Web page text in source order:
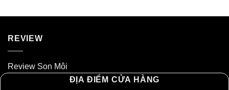
REVIEW
Review Son Môi
ĐỊA ĐIỂM CỬA HÀNG